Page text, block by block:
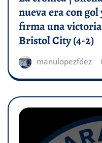
nueva era con
firma una
Bristol City (4-2)
manulopezfdez